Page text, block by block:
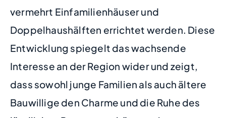
vermehrt Einfamilienhäuser und
Doppelhaushälften errichtet werden. Diese
Entwicklung spiegelt das wachsende
Interesse an der Region wider und zeigt,
dass sowohl junge Familien als auch ältere
Bauwillige den Charme und die Ruhe des